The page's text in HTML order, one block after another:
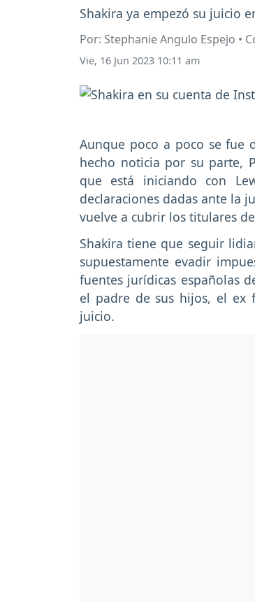
Shakira ya empezó su juicio
Por: Stephanie Angulo Espejo •
Vie, 16 Jun 2023 10:11 am
Aunque poco a poco se fue
hecho noticia por su parte,
que está iniciando con
declaraciones dadas ante la
vuelve a cubrir los titulares
Shakira tiene que seguir
supuestamente evadir
fuentes jurídicas españolas
el padre de sus hijos, el ex
juicio.